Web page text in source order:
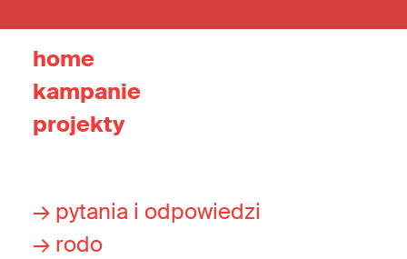
home
kampanie
projekty
→ pytania i odpowiedzi
→ rodo